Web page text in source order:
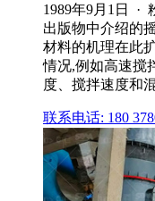
1989年9月1日 ·
出版物中介绍的
材料的机理在此
情况,例如高速搅
度、搅拌速度和
联系电话: 180